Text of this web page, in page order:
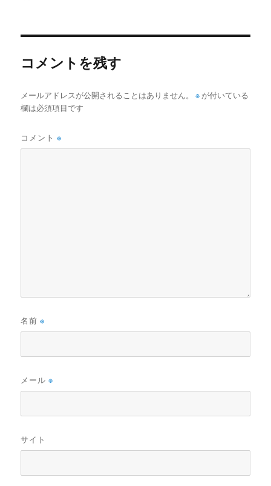
コメントを残す
メールアドレスが公開されることはありません。 ※が付いている
欄は必須項目です
コメント※
名前※
メール※
サイト